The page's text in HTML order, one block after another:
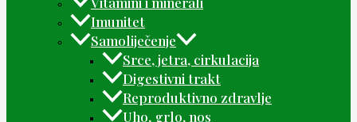
Imunitet
Samoliječenje
Srce, jetra, cirkulacija
Digestivni trakt
Reproduktivno zdravlje
Uho, grlo, nos